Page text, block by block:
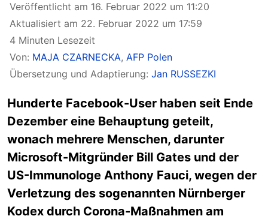
Veröffentlicht am 16. Februar 2022 um 11:20
Aktualisiert am 22. Februar 2022 um 17:59
4 Minuten Lesezeit
Von: MAJA CZARNECKA, AFP Polen
Übersetzung und Adaptierung: Jan RUSSEZKI
Hunderte Facebook-User haben seit Ende
Dezember eine Behauptung geteilt,
wonach mehrere Menschen, darunter
Microsoft-Mitgründer Bill Gates und der
US-Immunologe Anthony Fauci, wegen der
Verletzung des sogenannten Nürnberger
Kodex durch Corona-Maßnahmen am